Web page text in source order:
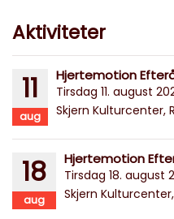
Aktiviteter
11
aug
Hjertemotion
Tirsdag 11. august
Skjern Kulturcenter,
18
aug
Hjertemotion
Tirsdag 18. august
Skjern